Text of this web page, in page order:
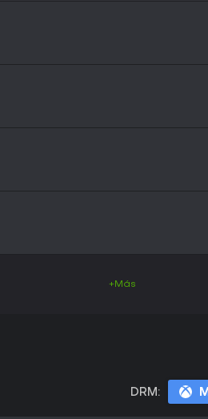
+Más
DRM: